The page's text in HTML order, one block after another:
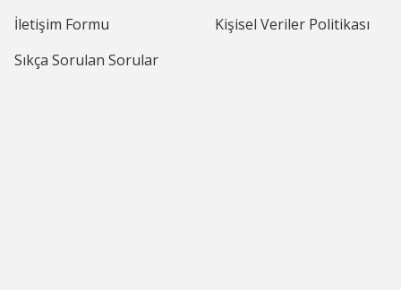
75,00 TL + KDV 45,00 TL + KDV 41,25
İletişim Formu
Sıkça Sorulan Sorular
Kişisel Veriler Politikası